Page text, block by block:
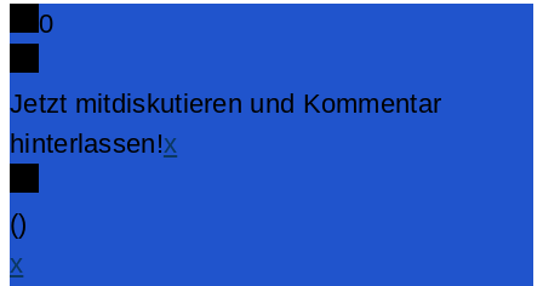
0
Jetzt mitdiskutieren und Kommentar
hinterlassen!x
()
x